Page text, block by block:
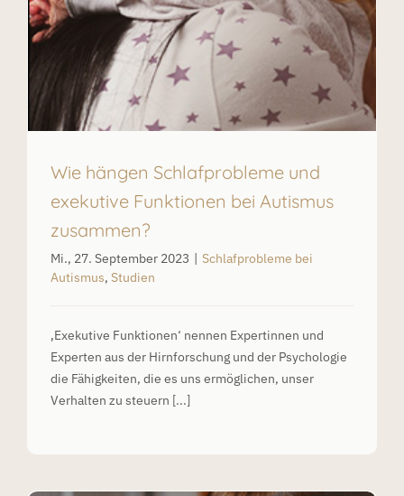
Wie hängen Schlafprobleme und
exekutive Funktionen bei Autismus
zusammen?
Mi., 27. September 2023
Schlafprobleme bei
Autismus, Studien
‚Exekutive Funktionen‘ nennen Expertinnen und
Experten aus der Hirnforschung und der Psychologie
die Fähigkeiten, die es uns ermöglichen, unser
Verhalten zu steuern [...]